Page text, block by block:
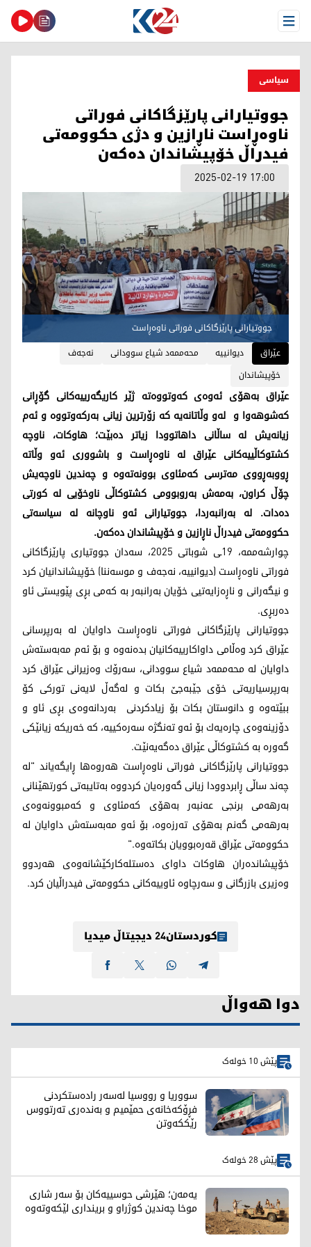
Open Menu
سیاسی
جووتیارانی پارێزگاكانی فوراتی
ناوه‌ڕاست ناڕازین و دژی حكوومه‌تی
فیدراڵ خۆپیشاندان ده‌كه‌ن
2025-02-19 17:00
جووتیارانی پارێزگاكانی فوراتی ناوه‌ڕاست
عێراق
دیوانییە محه‌ممه‌د شیاع سوودانی
نەجەف
خۆپیشاندان
عێراق به‌هۆی ئه‌وه‌ی كه‌وتووه‌ته‌ ژێر كاریگه‌رییه‌كانی گۆڕانی
كه‌شوهه‌وا و له‌و وڵاتانه‌یه‌ كه‌ زۆرترین زیانی به‌ركه‌وتووه‌ و ئه‌م
زیانه‌یش له‌ ساڵانی داهاتوودا زیاتر ده‌بێت؛ هاوكات، ناوچه‌
كشتوكاڵییه‌كانی عێراق له‌ ناوه‌ڕاست و باشووری ئه‌و وڵاته‌
ڕووبه‌ڕووی مه‌ترسی كه‌مئاوی بوونه‌ته‌وه‌ و چه‌ندین ناوچه‌یش
چۆڵ كراون، به‌مه‌ش به‌روبوومی كشتوكاڵی ناوخۆیی له‌ كورتی
ده‌دات. له‌ به‌رانبه‌ردا، جووتیارانی ئه‌و ناوچانه‌ له‌ سیاسه‌تی
حكوومه‌تی فیدراڵ ناڕازین و خۆپیشاندان ده‌كه‌ن.
چوارشه‌ممه‌، 19ـی شوباتی 2025، سه‌دان جووتیاری پارێزگاكانی
فوراتی ناوه‌ڕاست (دیوانییه‌، نه‌جه‌ف و موسه‌ننا) خۆپیشاندانیان كرد
و نیگه‌رانی و ناڕه‌زایه‌تیی خۆیان به‌رانبه‌ر به‌ كه‌می بڕی پێویستی ئاو
ده‌ربڕی.
جووتیارانی پارێزگاكانی فوراتی ناوه‌ڕاست داوایان له‌ به‌رپرسانی
عێراق كرد وه‌ڵامی داواكارییه‌كانیان بده‌نه‌وه‌ و بۆ ئه‌م مه‌به‌سته‌ش
داوایان له‌ محه‌ممه‌د شیاع سوودانی، سه‌رۆك وه‌زیرانی عێراق كرد
به‌رپرسیاریه‌تی خۆی جێبه‌جێ بكات و له‌گه‌ڵ لایه‌نی توركی كۆ
ببێته‌وه‌ و دانوستان بكات بۆ زیادكردنی به‌ردانه‌وه‌ی بڕی ئاو و
دۆزینه‌وه‌ی چاره‌یه‌ك بۆ ئه‌و ته‌نگژه‌ سه‌ره‌كییه‌، كه‌ خه‌ریكه‌ زیانێكی
گه‌وره‌ به‌ كشتوكاڵی عێراق ده‌گه‌یه‌نێت.
جووتیارانی پارێزگاكانی فوراتی ناوه‌ڕاست هه‌روه‌ها ڕایگه‌یاند "له‌
چه‌ند ساڵی ڕابردوودا زیانی گه‌وره‌یان كردووه‌ به‌تایبه‌تی كورتهێنانی
به‌رهه‌می برنجی عه‌نبه‌ر به‌هۆی كه‌مئاوی و كه‌مبوونه‌وه‌ی
به‌رهه‌می گه‌نم به‌هۆی ته‌رزه‌وه‌، بۆ ئه‌و مه‌به‌سته‌ش داوایان له‌
حكوومه‌تی عێراق قه‌ره‌بوویان بكاته‌وه‌."
خۆپیشانده‌ر‌ان هاوكات داوای ده‌ستله‌كاركێشانه‌وه‌ی هه‌ردوو
وه‌زیری بازرگانی و سه‌رچاوه‌ ئاوییه‌كانی حكوومه‌تی فیدراڵیان كرد.
کوردستان24 دیجیتاڵ میدیا
دوا هەواڵ
پێش 10 خولەک
سووریا و رووسیا لەسەر رادەستکردنی
فڕۆکەخانەی حمێمیم و بەندەری تەرتووس
رێککەوتن
پێش 28 خولەک
یەمەن؛ هێرشی حوسییەکان بۆ سەر شاری
موخا چەندین کوژراو و برینداری لێکەوتەوە